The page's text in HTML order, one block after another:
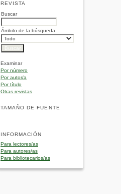
REVISTA
Buscar
Ámbito de la búsqueda
Examinar
Por número
Por autor/a
Por título
Otras revistas
TAMAÑO DE FUENTE
INFORMACIÓN
Para lectores/as
Para autores/as
Para bibliotecarios/as